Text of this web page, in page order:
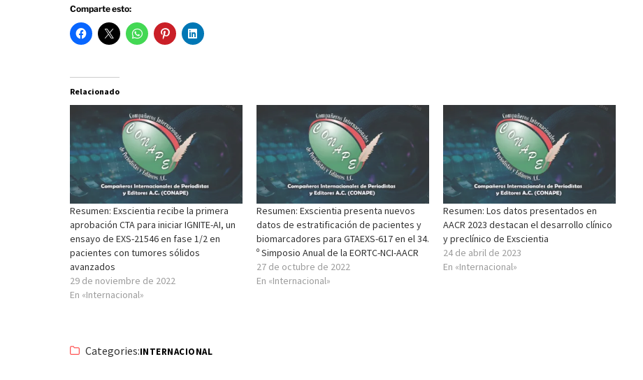
Comparte esto:
Relacionado
Resumen: Exscientia recibe la primera
aprobación CTA para iniciar IGNITE-AI, un
ensayo de EXS-21546 en fase 1/2 en
pacientes con tumores sólidos
avanzados
29 de noviembre de 2022
En «Internacional»
Resumen: Exscientia presenta nuevos
datos de estratificación de pacientes y
biomarcadores para GTAEXS-617 en el 34.
º Simposio Anual de la EORTC-NCI-AACR
27 de octubre de 2022
En «Internacional»
Resumen: Los datos presentados en
AACR 2023 destacan el desarrollo clínico
y preclínico de Exscientia
24 de abril de 2023
En «Internacional»
Categories:INTERNACIONAL